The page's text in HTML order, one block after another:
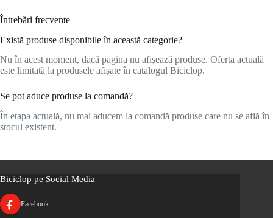
Întrebări frecvente
Există produse disponibile în această categorie?
Nu în acest moment, dacă pagina nu afișează produse. Oferta actuală
este limitată la produsele afișate în catalogul Biciclop.
Se pot aduce produse la comandă?
În etapa actuală, nu mai aducem la comandă produse care nu se află în
stocul existent.
Biciclop pe Social Media
Facebook